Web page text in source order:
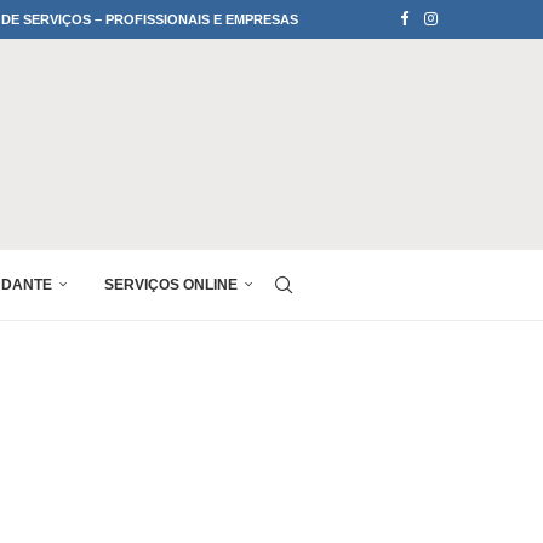
SERVIÇOS – PROFISSIONAIS E EMPRESAS
SERVIÇOS ONLINE